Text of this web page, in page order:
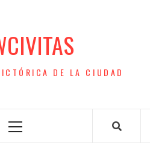
DE LA CIUDAD
Menú